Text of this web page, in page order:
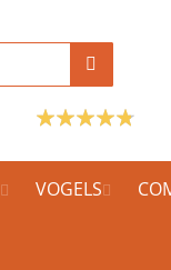
VOGELS